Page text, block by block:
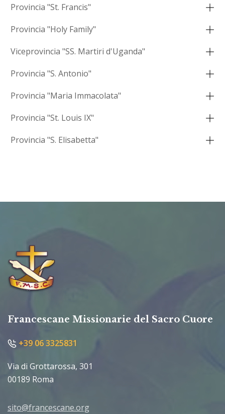
Provincia "St. Francis"
Provincia "Holy Family"
Viceprovincia "SS. Martiri d'Uganda"
Provincia "S. Antonio"
Provincia "Maria Immacolata"
Provincia "St. Louis IX"
Provincia "S. Elisabetta"
Francescane Missionarie del Sacro Cuore
+39 06 3325831
Via di Grottarossa, 301
00189 Roma
sito@francescane.org